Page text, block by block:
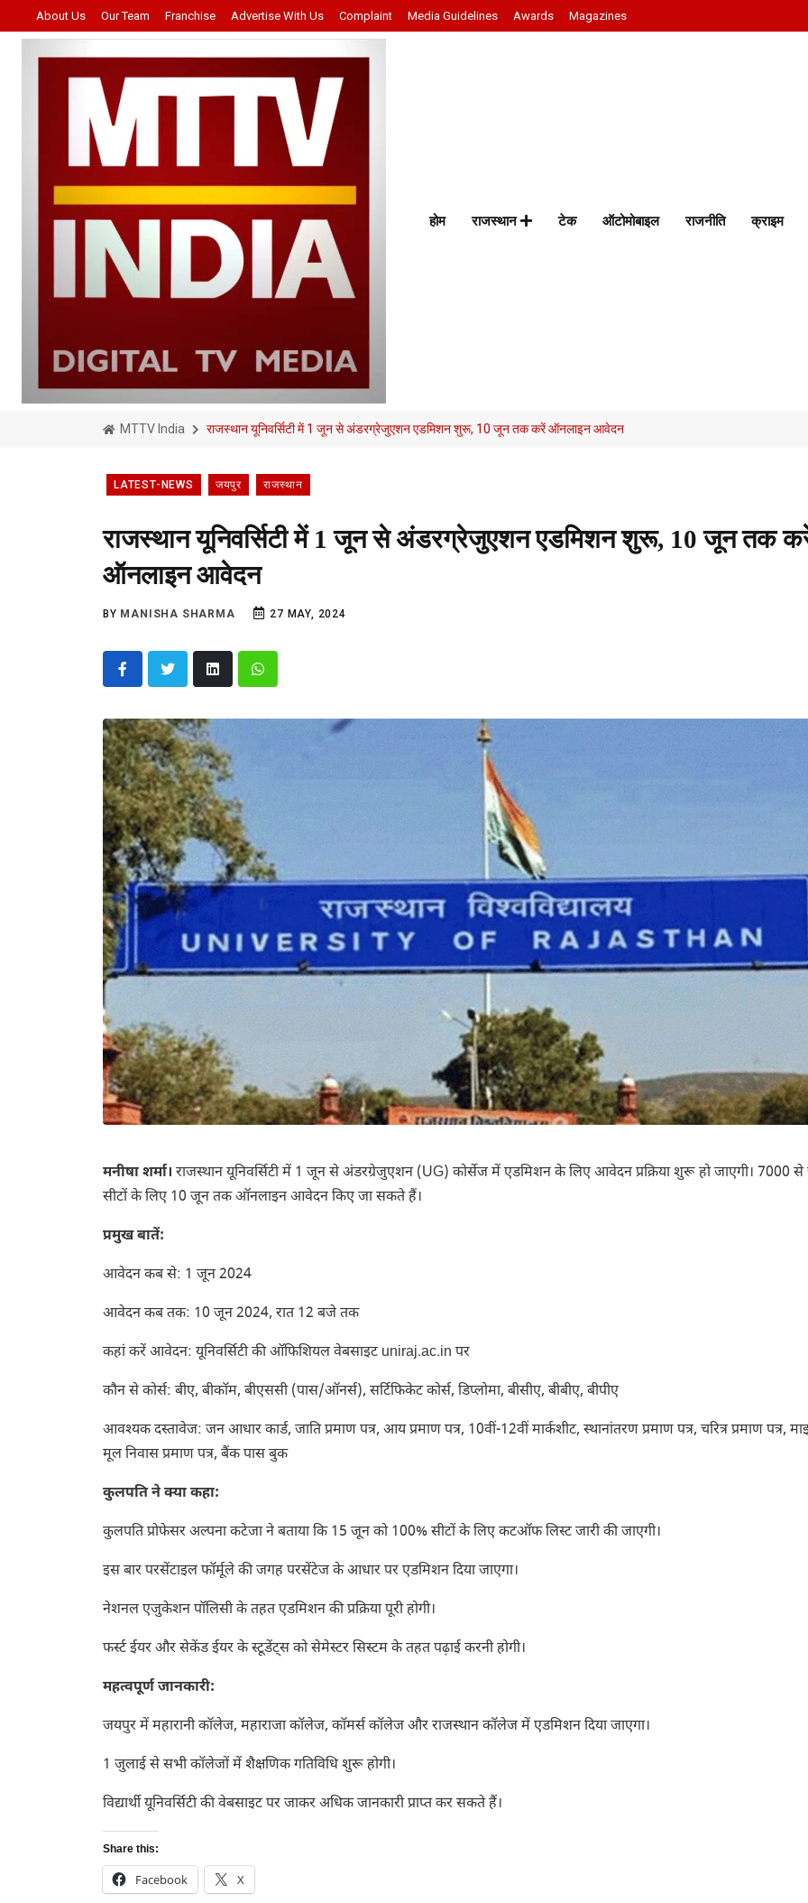
About Us Our Team Franchise Advertise With Us Complaint Media Guidelines Awards Magazines
होम राजस्थान टेक ऑटोमोबाइल राजनीति क्राइम
MTTV India राजस्थान यूनिवर्सिटी में 1 जून से अंडरग्रेजुएशन एडमिशन शुरू, 10 जून तक करें ऑनलाइन आवेदन
LATEST-NEWS जयपुर राजस्थान
राजस्थान यूनिवर्सिटी में 1 जून से अंडरग्रेजुएशन एडमिशन शुरू, 10 जून तक
ऑनलाइन आवेदन
BY MANISHA SHARMA 27 MAY, 2024
मनीषा शर्मा। राजस्थान यूनिवर्सिटी में 1 जून से अंडरग्रेजुएशन (UG) कोर्सेज में एडमिशन के लिए आवेदन प्रक्रिया शुरू हो जाएगी। 7000 से
सीटों के लिए 10 जून तक ऑनलाइन आवेदन किए जा सकते हैं।
प्रमुख बातें:
आवेदन कब से: 1 जून 2024
आवेदन कब तक: 10 जून 2024, रात 12 बजे तक
कहां करें आवेदन: यूनिवर्सिटी की ऑफिशियल वेबसाइट uniraj.ac.in पर
कौन से कोर्स: बीए, बीकॉम, बीएससी (पास/ऑनर्स), सर्टिफिकेट कोर्स, डिप्लोमा, बीसीए, बीबीए, बीपीए
आवश्यक दस्तावेज: जन आधार कार्ड, जाति प्रमाण पत्र, आय प्रमाण पत्र, 10वीं-12वीं मार्कशीट, स्थानांतरण प्रमाण पत्र, चरित्र प्रमाण पत्र,
मूल निवास प्रमाण पत्र, बैंक पास बुक
कुलपति ने क्या कहा:
कुलपति प्रोफेसर अल्पना कटेजा ने बताया कि 15 जून को 100% सीटों के लिए कटऑफ लिस्ट जारी की जाएगी।
इस बार परसेंटाइल फॉर्मूले की जगह परसेंटेज के आधार पर एडमिशन दिया जाएगा।
नेशनल एजुकेशन पॉलिसी के तहत एडमिशन की प्रक्रिया पूरी होगी।
फर्स्ट ईयर और सेकेंड ईयर के स्टूडेंट्स को सेमेस्टर सिस्टम के तहत पढ़ाई करनी होगी।
महत्वपूर्ण जानकारी:
जयपुर में महारानी कॉलेज, महाराजा कॉलेज, कॉमर्स कॉलेज और राजस्थान कॉलेज में एडमिशन दिया जाएगा।
1 जुलाई से सभी कॉलेजों में शैक्षणिक गतिविधि शुरू होगी।
विद्यार्थी यूनिवर्सिटी की वेबसाइट पर जाकर अधिक जानकारी प्राप्त कर सकते हैं।
Share this:
Facebook X